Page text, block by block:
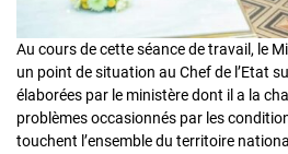
Au cours de cette séance de travail, le
un point de situation au Chef de l’Etat
élaborées par le ministère dont il a la
problèmes occasionnés par les
touchent l’ensemble du territoire